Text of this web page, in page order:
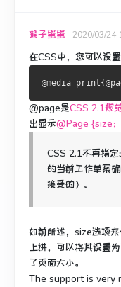
猴子蛋蛋 2020/03/24
在CSS中，您可以设
@page是CSS 2.1规
出显示@Page {size
CSS 2.1不再指定
的当前工作草案
接受的）。
如前所述，size选项来
上讲，可以将其设置
了页面大小。
The support is very